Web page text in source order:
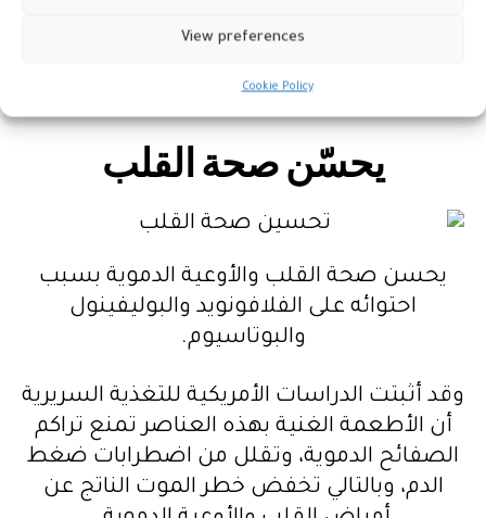
View preferences
Cookie Policy
كما أنه قد يقلل من انخفاض القدرة المعرفية
الدماغ وتنمية القدرات العقلية.
يحسّن صحة القلب
يحسن صحة القلب والأوعية الدموية بسبب
احتوائه على الفلافونويد والبوليفينول
والبوتاسيوم.
وقد أثبتت الدراسات الأمريكية للتغذية السريرية
أن الأطعمة الغنية بهذه العناصر تمنع تراكم
الصفائح الدموية، وتقلل من اضطرابات ضغط
الدم، وبالتالي تخفض خطر الموت الناتج عن